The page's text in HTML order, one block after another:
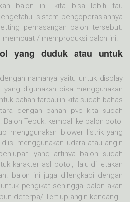
balon ini. kita bisa lebih tau
sistem pengoperasiannya
pemasangan balon tersebut.
membuat / memproduksi balon ini.
yang duduk atau untuk
namanya yaitu untuk display
digunakan bisa menggunakan
bahan tarpaulin kita sudah bahas
dengan bahan pvc kita sudah
Balon Tepuk. kembali ke balon botol
menggunakan blower listrik yang
menggunakan udara atau angin
yang artinya balon sudah
karakter asli botol, lalu di letakan
balon ini juga dilengkapi dengan
pengikat sehingga balon akan
deterpa/ Tertiup angin kencang.